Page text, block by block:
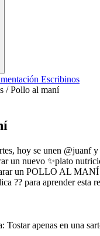
Escribinos
/ Pollo al maní
hoy se unen @juanf
un nuevo ✨plato
un POLLO AL MANÍ
?? para aprender esta
Tostar apenas en una